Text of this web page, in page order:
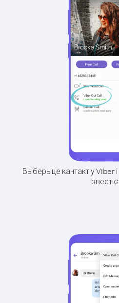
Выберыце кантакт у Viber і